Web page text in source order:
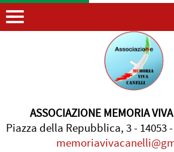
ASSOCIAZIONE MEMORIA
Piazza della Repubblica, 3 - 14053